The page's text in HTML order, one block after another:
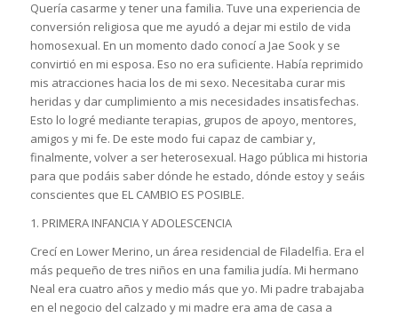
Quería casarme y tener una familia. Tuve una experiencia de
conversión religiosa que me ayudó a dejar mi estilo de vida
homosexual. En un momento dado conocí a Jae Sook y se
convirtió en mi esposa. Eso no era suficiente. Había reprimido
mis atracciones hacia los de mi sexo. Necesitaba curar mis
heridas y dar cumplimiento a mis necesidades insatisfechas.
Esto lo logré mediante terapias, grupos de apoyo, mentores,
amigos y mi fe. De este modo fui capaz de cambiar y,
finalmente, volver a ser heterosexual. Hago pública mi historia
para que podáis saber dónde he estado, dónde estoy y seáis
conscientes que EL CAMBIO ES POSIBLE.
1. PRIMERA INFANCIA Y ADOLESCENCIA
Crecí en Lower Merino, un área residencial de Filadelfia. Era el
más pequeño de tres niños en una familia judía. Mi hermano
Neal era cuatro años y medio más que yo. Mi padre trabajaba
en el negocio del calzado y mi madre era ama de casa a